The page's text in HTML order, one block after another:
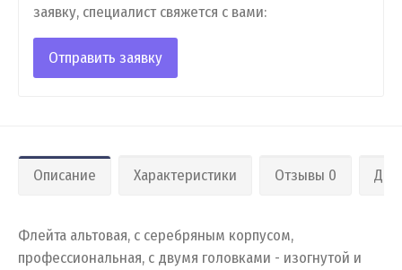
заявку, специалист свяжется с вами:
Отправить заявку
Описание Характеристики Отзывы 0
Флейта альтовая, с серебряным корпусом,
профессиональная, с двумя головками - изогнутой и